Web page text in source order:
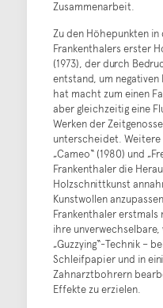
Zusammenarbeit.
Zu den Höhepunkten
Frankenthalers erster
(1973), der durch
entstand, um negativen
hat macht zum einen
aber gleichzeitig eine
Werken der
unterscheidet. Weitere
„Cameo“ (1980) und
Frankenthaler die
Holzschnittkunst
Kunstwollen
Frankenthaler
ihre
„Guzzying“-Technik –
Schleifpapier und in
Zahnarztbohrern
Effekte zu erzielen.